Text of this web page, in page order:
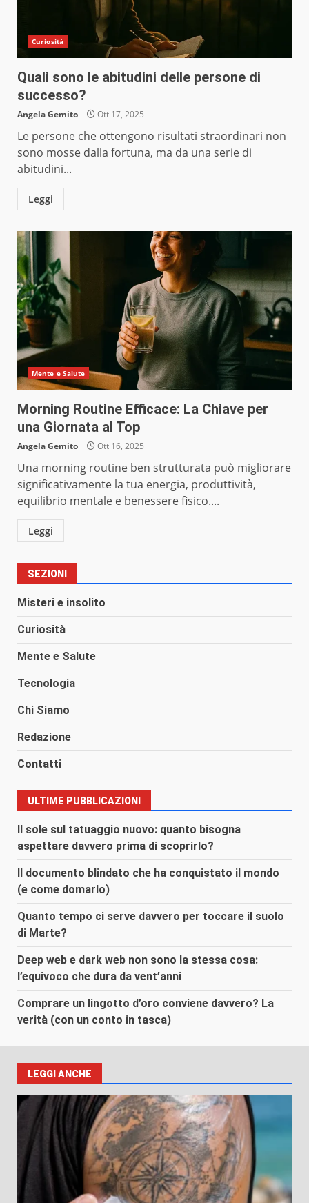
Curiosità
Quali sono le abitudini delle persone di
successo?
Angela Gemito Ott 17, 2025
Le persone che ottengono risultati straordinari non
sono mosse dalla fortuna, ma da una serie di
abitudini...
Leggi
Mente e Salute
Morning Routine Efficace: La Chiave per
una Giornata al Top
Angela Gemito Ott 16, 2025
Una morning routine ben strutturata può migliorare
significativamente la tua energia, produttività,
equilibrio mentale e benessere fisico....
Leggi
SEZIONI
Misteri e insolito
Curiosità
Mente e Salute
Tecnologia
Chi Siamo
Redazione
Contatti
ULTIME PUBBLICAZIONI
Il sole sul tatuaggio nuovo: quanto bisogna
aspettare davvero prima di scoprirlo?
Il documento blindato che ha conquistato il mondo
(e come domarlo)
Quanto tempo ci serve davvero per toccare il suolo
di Marte?
Deep web e dark web non sono la stessa cosa:
l’equivoco che dura da vent’anni
Comprare un lingotto d’oro conviene davvero? La
verità (con un conto in tasca)
LEGGI ANCHE